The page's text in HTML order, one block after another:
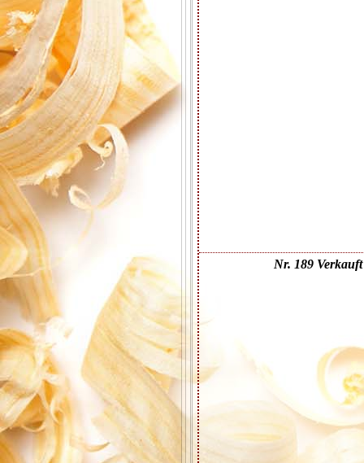
Nr. 189 Verkauft